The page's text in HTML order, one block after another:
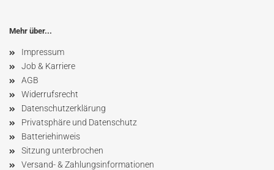
Mehr über...
Impressum
Job & Karriere
AGB
Widerrufsrecht
Datenschutzerklärung
Privatsphäre und Datenschutz
Batteriehinweis
Sitzung unterbrochen
Versand- & Zahlungsinformationen